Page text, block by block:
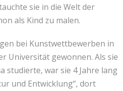
sie in die Welt der
als Kind zu malen.
bei Kunstwettbewerben in
Universität gewonnen. Als sie
studierte, war sie 4 Jahre lang
und Entwicklung“, dort